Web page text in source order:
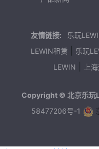
友情链接: 乐玩
LEWIN租赁
乐玩
LEWIN
上
Copyright © 北京乐玩
58477206号-1